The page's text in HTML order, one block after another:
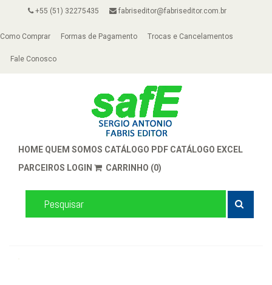
+55 (51) 32275435 fabriseditor@fabriseditor.com.br
Como Comprar Formas de Pagamento Trocas e Cancelamentos
Fale Conosco
HOME QUEM SOMOS CATÁLOGO PDF CATÁLOGO EXCEL
PARCEIROS LOGIN CARRINHO (0)